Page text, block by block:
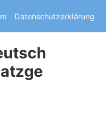
Datenschutzerklärung